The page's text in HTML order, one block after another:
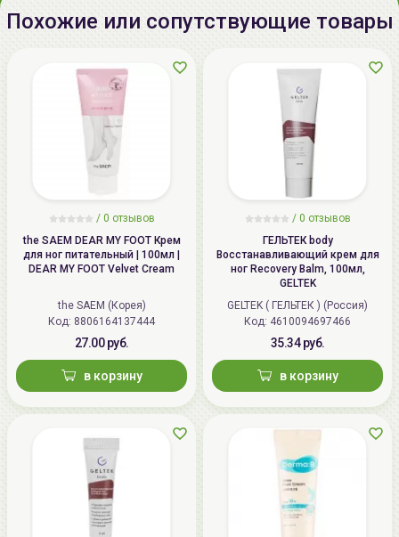
220020 Минск, ул.Радужная 4/1-
136. www.allcosmetics.by, E-mail:
info@allcosmetics.by,
тел.:+375296131336
Похожие или сопутствующие товары
/ 0 отзывов
the SAEM DEAR MY FOOT Крем
для ног питательный | 100мл |
DEAR MY FOOT Velvet Cream
the SAEM (Корея)
Код: 8806164137444
27.00 руб.
в корзину
/ 0 отзывов
ГЕЛЬТЕК body
Восстанавливающий крем для
ног Recovery Balm, 100мл,
GELTEK
GELTEK ( ГЕЛЬТЕК ) (Россия)
Код: 4610094697466
35.34 руб.
в корзину